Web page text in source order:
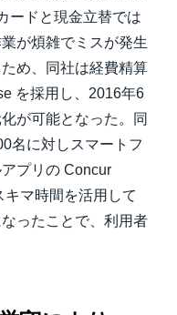
ードと現金立替では
が煩雑でミスが発生
め、同社は経費精算
を採用し、2016年6
が可能となった。同
名に対しスマートフ
プリの Concur
マ時間を活用して
ったことで、利用者